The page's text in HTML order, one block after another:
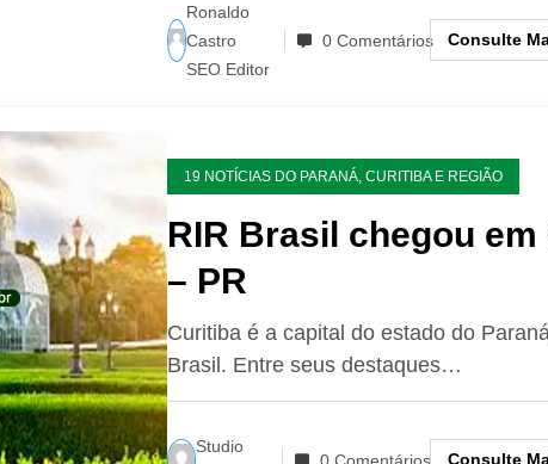
Ronaldo
Castro
SEO Editor
0 Comentários Consulte
19 NOTÍCIAS DO PARANÁ, CURITIBA E REGIÃO
RIR Brasil chegou
– PR
Curitiba é a capital do estado do
Brasil. Entre seus destaques…
Studio
Consulte